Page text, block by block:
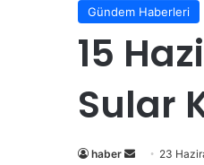
Gündem Haberleri
15
Sular
haber
Bir
23